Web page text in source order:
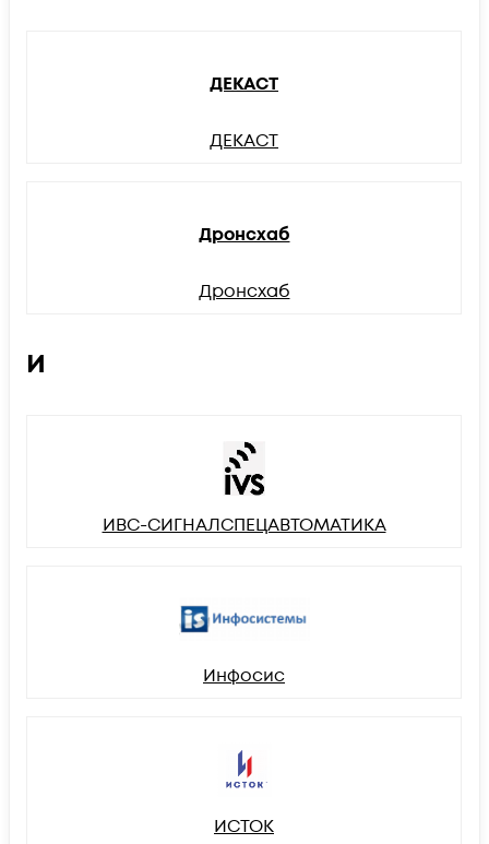
ДЕКАСТ
ДЕКАСТ
Дронсхаб
Дронсхаб
И
ИВС-СИГНАЛСПЕЦАВТОМАТИКА
Инфосис
ИСТОК